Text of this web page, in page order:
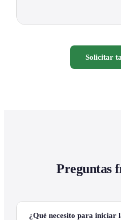
Solicitar
Preguntas
¿Qué necesito para iniciar